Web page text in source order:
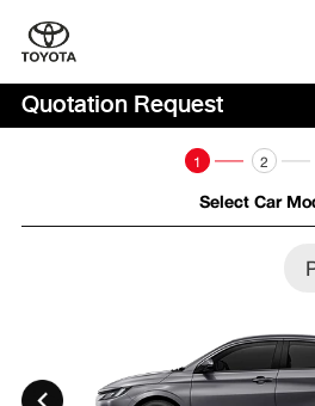
Quotation Request
1
Select Car
2